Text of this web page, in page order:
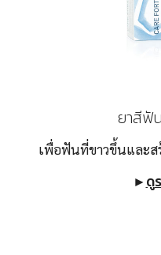
ยาสีฟั
เพื่อฟันที่ขาวขึ้นและส
►ดู